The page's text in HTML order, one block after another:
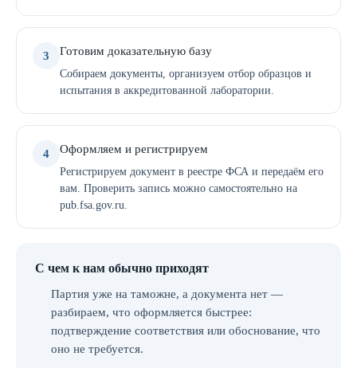
3 Готовим доказательную базу
Собираем документы, организуем отбор образцов и
испытания в аккредитованной лаборатории.
4 Оформляем и регистрируем
Регистрируем документ в реестре ФСА и передаём его
вам. Проверить запись можно самостоятельно на
pub.fsa.gov.ru.
С чем к нам обычно приходят
Партия уже на таможне, а документа нет —
разбираем, что оформляется быстрее:
подтверждение соответствия или обоснование, что
оно не требуется.